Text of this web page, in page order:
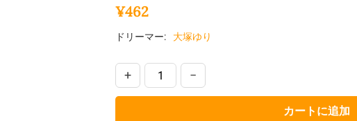
¥462
ドリーマー: 大塚ゆり
+ −
カートに追加